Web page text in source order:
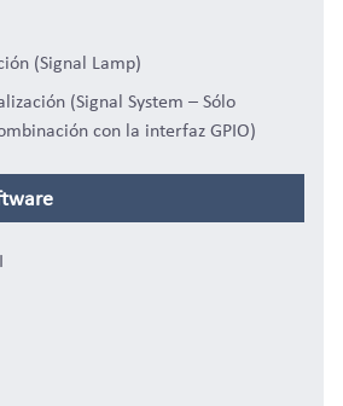
(Signal Lamp)
(Signal System – Sólo
con la interfaz GPIO)